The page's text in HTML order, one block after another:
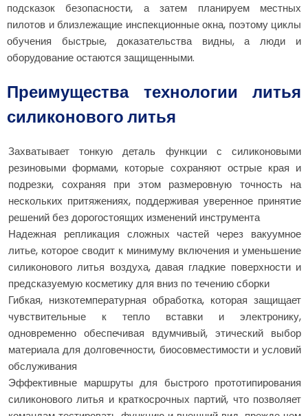
подсказок безопасности, а затем планируем местных
пилотов и близлежащие инспекционные окна, поэтому циклы
обучения быстрые, доказательства видны, а люди и
оборудование остаются защищенными.
Преимущества технологии литья
силиконового литья
Захватывает тонкую деталь функции с силиконовыми
резиновыми формами, которые сохраняют острые края и
подрезки, сохраняя при этом размеровную точность на
нескольких притяжениях, поддерживая уверенное принятие
решений без дорогостоящих изменений инструмента
Надежная репликация сложных частей через вакуумное
литье, которое сводит к минимуму включения и уменьшение
силиконового литья воздуха, давая гладкие поверхности и
предсказуемую косметику для вниз по течению сборки
Гибкая, низкотемпературная обработка, которая защищает
чувствительные к тепло вставки и электронику,
одновременно обеспечивая вдумчивый, этический выбор
материала для долговечности, биосовместимости и условий
обслуживания
Эффективные маршруты для быстрого прототипирования
силиконового литья и краткосрочных партий, что позволяет